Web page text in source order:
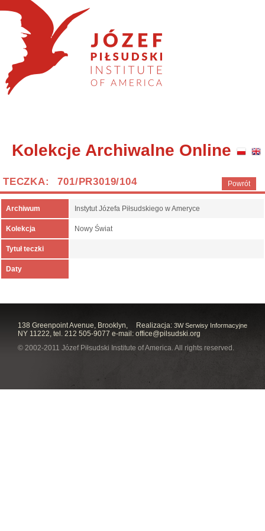
Kolekcje Archiwalne Online
Powrót
TECZKA: 701/PR3019/104
Archiwum Instytut Józefa Piłsudskiego w Ameryce
Kolekcja Nowy Świat
Tytuł teczki
Daty
Realizacja: 3W Serwisy Informacyjne
138 Greenpoint Avenue, Brooklyn,
NY 11222, tel. 212 505-9077 e-mail: office@pilsudski.org
© 2002-2011 Józef Piłsudski Institute of America. All rights reserved.